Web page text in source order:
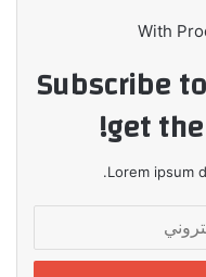
With
Subscribe
get
Lorem ipsum